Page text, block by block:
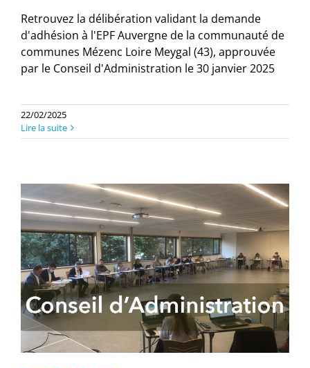
Retrouvez la délibération validant la demande
d'adhésion à l'EPF Auvergne de la communauté de
communes Mézenc Loire Meygal (43), approuvée
par le Conseil d'Administration le 30 janvier 2025
22/02/2025
Lire la suite